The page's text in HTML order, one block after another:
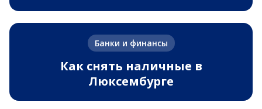
Банки и финансы
Как снять наличные в
Люксембурге